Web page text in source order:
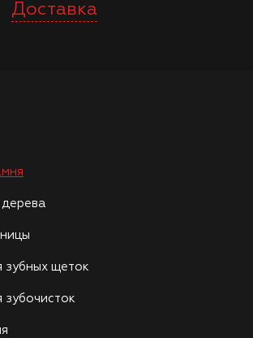
Доставка
зубных щеток
зубочисток